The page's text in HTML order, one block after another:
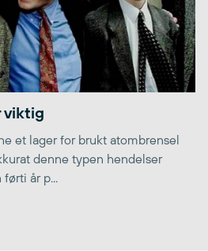
viktig
et lager for brukt atombrensel
denne typen hendelser
år p...